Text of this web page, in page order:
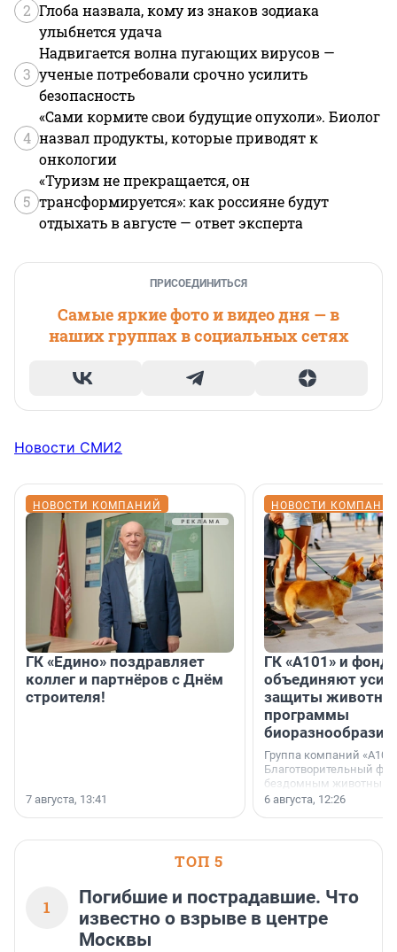
2 Глоба назвала, кому из знаков зодиака
улыбнется удача
3
Надвигается волна пугающих вирусов —
ученые потребовали срочно усилить
безопасность
4
«Сами кормите свои будущие опухоли». Биолог
назвал продукты, которые приводят к
онкологии
5
«Туризм не прекращается, он
трансформируется»: как россияне будут
отдыхать в августе — ответ эксперта
ПРИСОЕДИНИТЬСЯ
Самые яркие фото и видео дня — в
наших группах в социальных сетях
Новости СМИ2
НОВОСТИ КОМПАНИЙ
ГК «Едино» поздравляет
коллег и партнёров с Днём
строителя!
7 августа, 13:41
НОВОСТИ
ГК «А101» и фонд
объединяют
защиты
программы
биоразнообразия
Группа компаний
Благотворительный
бездомным животным
заключили соглашение
6 августа, 12:26
ТОП 5
1
Погибшие и пострадавшие. Что
известно о взрыве в центре
Москвы